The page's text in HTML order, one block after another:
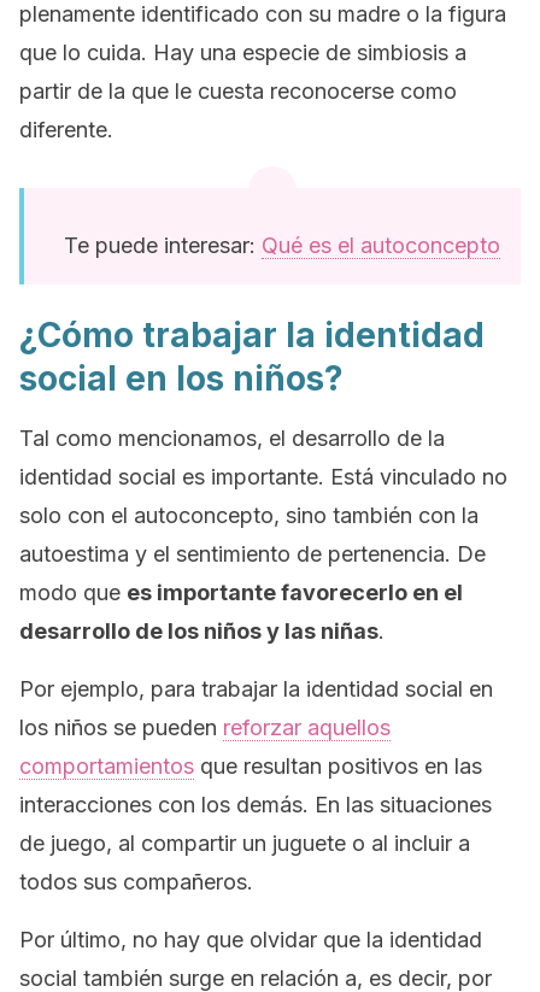
plenamente identificado con su madre o la figura
que lo cuida. Hay una especie de simbiosis a
partir de la que le cuesta reconocerse como
diferente.
Te puede interesar: Qué es el autoconcepto
¿Cómo trabajar la identidad
social en los niños?
Tal como mencionamos, el desarrollo de la
identidad social es importante. Está vinculado no
solo con el autoconcepto, sino también con la
autoestima y el sentimiento de pertenencia. De
modo que es importante favorecerlo en el
desarrollo de los niños y las niñas.
Por ejemplo, para trabajar la identidad social en
los niños se pueden reforzar aquellos
comportamientos que resultan positivos en las
interacciones con los demás. En las situaciones
de juego, al compartir un juguete o al incluir a
todos sus compañeros.
Por último, no hay que olvidar que la identidad
social también surge en relación a, es decir, por